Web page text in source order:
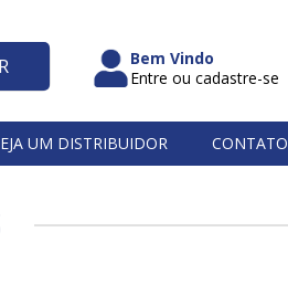
Bem Vindo
Entre ou cadastre-se
UM DISTRIBUIDOR CONTATO